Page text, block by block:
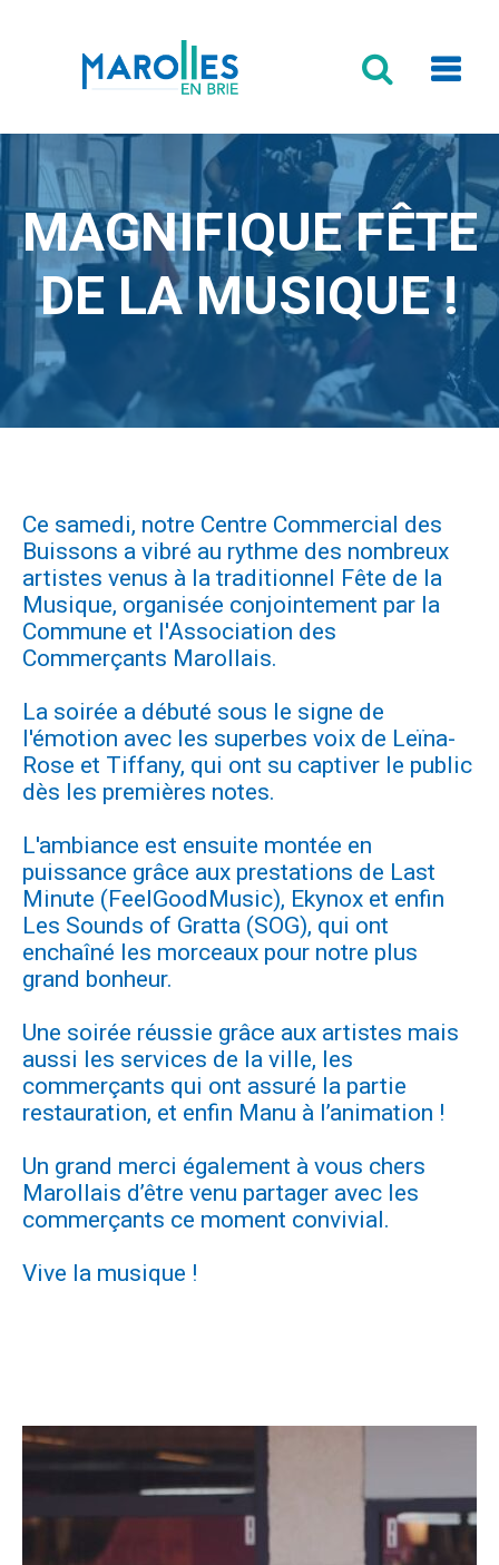
Formulaire
MAGNIFIQUE FÊTE
DE LA MUSIQUE !
Ce samedi, notre Centre Commercial des
Buissons a vibré au rythme des nombreux
artistes venus à la traditionnel Fête de la
Musique, organisée conjointement par la
Commune et l'Association des
Commerçants Marollais.
La soirée a débuté sous le signe de
l'émotion avec les superbes voix de Leïna-
Rose et Tiffany, qui ont su captiver le public
dès les premières notes.
L'ambiance est ensuite montée en
puissance grâce aux prestations de Last
Minute (FeelGoodMusic), Ekynox et enfin
Les Sounds of Gratta (SOG), qui ont
enchaîné les morceaux pour notre plus
grand bonheur.
Une soirée réussie grâce aux artistes mais
aussi les services de la ville, les
commerçants qui ont assuré la partie
restauration, et enfin Manu à l’animation !
Un grand merci également à vous chers
Marollais d’être venu partager avec les
commerçants ce moment convivial.
Vive la musique !